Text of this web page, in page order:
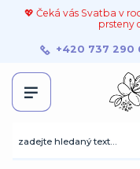
💖 Čeká vás Svatba v
prsteny
+420 737 290